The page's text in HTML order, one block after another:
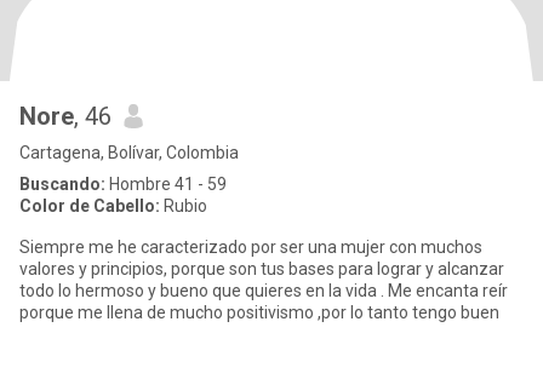
Nore, 46
Cartagena, Bolívar, Colombia
Buscando: Hombre 41 - 59
Color de Cabello: Rubio
Siempre me he caracterizado por ser una mujer con muchos
valores y principios, porque son tus bases para lograr y alcanzar
todo lo hermoso y bueno que quieres en la vida . Me encanta reír
porque me llena de mucho positivismo ,por lo tanto tengo buen